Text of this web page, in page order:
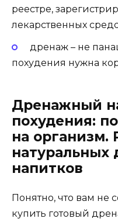
реестре,
лекарственных
дренаж – не
похудения нужна
Дренажный
похудения:
на организм.
напитков
Понятно, что вам не
купить готовый